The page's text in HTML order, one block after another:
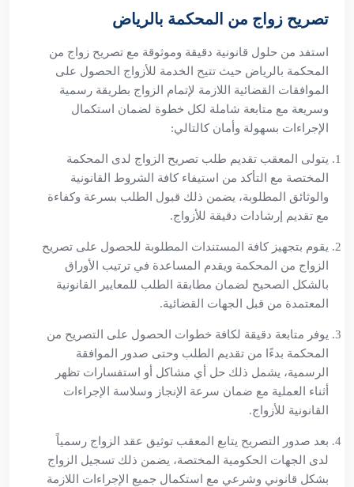
تصريح زواج من المحكمة بالرياض
استفد من حلول قانونية دقيقة وموثوقة مع تصريح زواج من
المحكمة بالرياض حيث تتيح الخدمة للأزواج الحصول على
الموافقات القضائية اللازمة لإتمام الزواج بطريقة رسمية
وسريعة مع متابعة شاملة لكل خطوة لضمان استكمال
الإجراءات بسهولة وأمان كالتالي:
يتولى المعقب تقديم طلب تصريح الزواج لدى المحكمة
المختصة مع التأكد من استيفاء كافة الشروط القانونية
والوثائق المطلوبة، يضمن ذلك قبول الطلب بسرعة وكفاءة
مع تقديم إرشادات دقيقة للأزواج.
يقوم بتجهيز كافة المستندات المطلوبة للحصول على تصريح
الزواج من المحكمة ويقدم المساعدة في ترتيب الأوراق
بالشكل الصحيح لضمان مطابقة الطلب للمعايير القانونية
المعتمدة من قبل الجهات القضائية.
يوفر متابعة دقيقة لكافة خطوات الحصول على التصريح من
المحكمة بدءًا من تقديم الطلب وحتى صدور الموافقة
الرسمية، يشمل ذلك حل أي مشاكل أو استفسارات تظهر
أثناء العملية مع ضمان سرعة الإنجاز وسلاسة الإجراءات
القانونية للأزواج.
بعد صدور التصريح يتابع المعقب توثيق عقد الزواج رسمياً
لدى الجهات الحكومية المختصة، يضمن ذلك تسجيل الزواج
بشكل قانوني وشرعي مع استكمال جميع الإجراءات اللازمة